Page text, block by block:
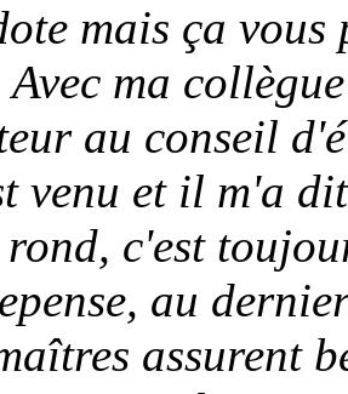
mais ça
ma
au conseil
venu et il m'a
c'est
au
assurent